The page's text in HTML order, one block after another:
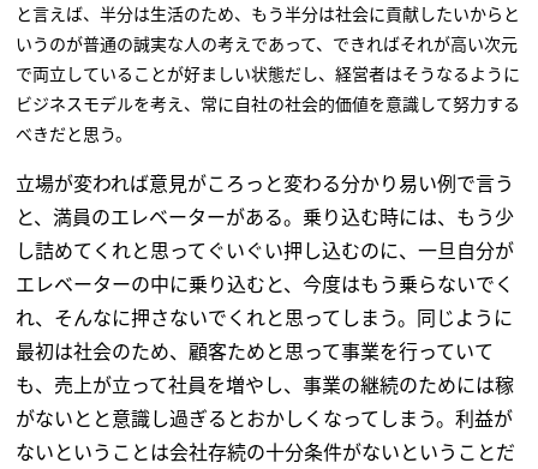
と言えば、半分は生活のため、もう半分は社会に貢献したいからと
いうのが普通の誠実な人の考えであって、できればそれが高い次元
で両立していることが好ましい状態だし、経営者はそうなるように
ビジネスモデルを考え、常に自社の社会的価値を意識して努力する
べきだと思う。
立場が変われば意見がころっと変わる分かり易い例で言う
と、満員のエレベーターがある。乗り込む時には、もう少
し詰めてくれと思ってぐいぐい押し込むのに、一旦自分が
エレベーターの中に乗り込むと、今度はもう乗らないでく
れ、そんなに押さないでくれと思ってしまう。同じように
最初は社会のため、顧客ためと思って事業を行っていて
も、売上が立って社員を増やし、事業の継続のためには稼
がないとと意識し過ぎるとおかしくなってしまう。利益が
ないということは会社存続の十分条件がないということだ